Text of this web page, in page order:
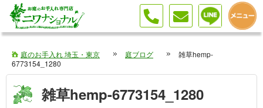
庭のお手入れ 埼玉・東京 庭ブログ
雑草hemp-
6773154_1280
雑草hemp-6773154_1280